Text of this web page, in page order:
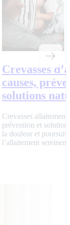
Crevasses
causes,
solutions
Crevasses
prévention et
la douleur et
l’allaitement